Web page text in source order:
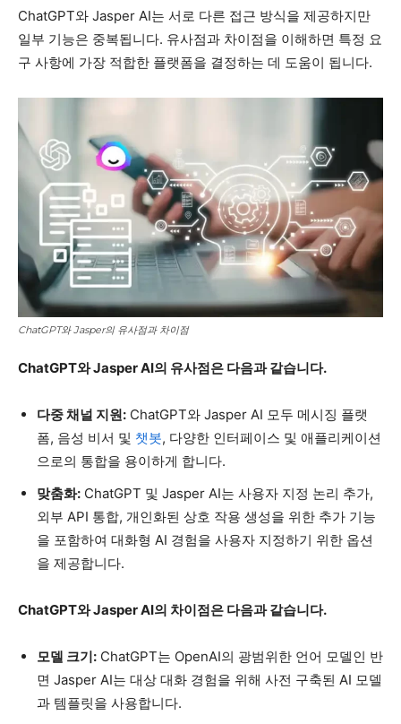
ChatGPT와 Jasper AI는 서로 다른 접근 방식을 제공하지만
일부 기능은 중복됩니다. 유사점과 차이점을 이해하면 특정 요
구 사항에 가장 적합한 플랫폼을 결정하는 데 도움이 됩니다.
ChatGPT와 Jasper의 유사점과 차이점
ChatGPT와 Jasper AI의 유사점은 다음과 같습니다.
다중 채널 지원: ChatGPT와 Jasper AI 모두 메시징 플랫
폼, 음성 비서 및 챗봇, 다양한 인터페이스 및 애플리케이션
으로의 통합을 용이하게 합니다.
맞춤화: ChatGPT 및 Jasper AI는 사용자 지정 논리 추가,
외부 API 통합, 개인화된 상호 작용 생성을 위한 추가 기능
을 포함하여 대화형 AI 경험을 사용자 지정하기 위한 옵션
을 제공합니다.
ChatGPT와 Jasper AI의 차이점은 다음과 같습니다.
모델 크기: ChatGPT는 OpenAI의 광범위한 언어 모델인 반
면 Jasper AI는 대상 대화 경험을 위해 사전 구축된 AI 모델
과 템플릿을 사용합니다.